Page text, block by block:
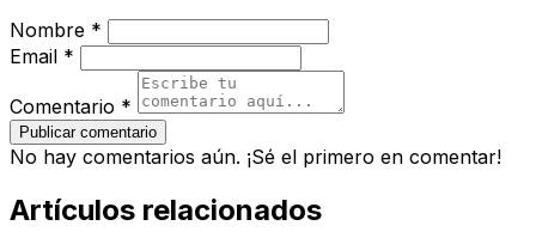
Nombre *
Email *
Comentario *
Publicar comentario
No hay comentarios aún. ¡Sé el primero en comentar!
Artículos relacionados